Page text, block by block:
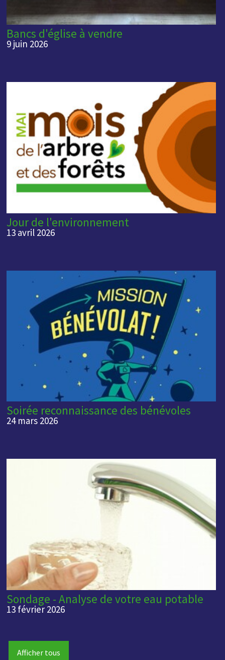
Bancs d'église à vendre
9 juin 2026
Jour de l'environnement
13 avril 2026
Soirée reconnaissance des bénévoles
24 mars 2026
Sondage - Analyse de votre eau potable
13 février 2026
Afficher tous